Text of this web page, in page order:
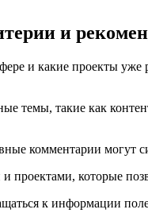
и
и какие проекты
темы, такие как
комментарии могут
которые
к информации